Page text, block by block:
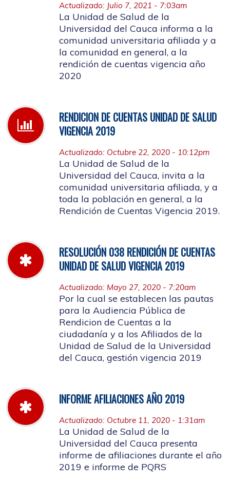
Actualizado: Julio 7, 2021 - 7:03am
La Unidad de Salud de la
Universidad del Cauca informa a la
comunidad universitaria afiliada y a
la comunidad en general, a la
rendición de cuentas vigencia año
2020
RENDICION DE CUENTAS UNIDAD DE SALUD
VIGENCIA 2019
Actualizado: Octubre 22, 2020 - 10:12pm
La Unidad de Salud de la
Universidad del Cauca, invita a la
comunidad universitaria afiliada, y a
toda la población en general, a la
Rendición de Cuentas Vigencia 2019.
RESOLUCIÓN 038 RENDICIÓN DE CUENTAS
UNIDAD DE SALUD VIGENCIA 2019
Actualizado: Mayo 27, 2020 - 7:20am
Por la cual se establecen las pautas
para la Audiencia Pública de
Rendicion de Cuentas a la
ciudadanía y a los Afiliados de la
Unidad de Salud de la Universidad
del Cauca, gestión vigencia 2019
INFORME AFILIACIONES AÑO 2019
Actualizado: Octubre 11, 2020 - 1:31am
La Unidad de Salud de la
Universidad del Cauca presenta
informe de afiliaciones durante el año
2019 e informe de PQRS